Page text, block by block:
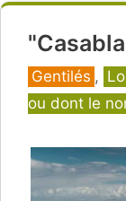
Catégories
Gentilés ,
ou dont le